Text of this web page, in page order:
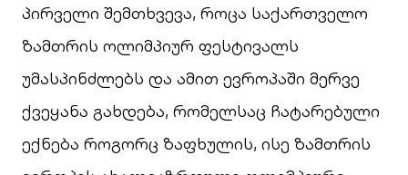
პირველი შემთხვევა, როცა საქართველო
ზამთრის ოლიმპიურ ფესტივალს
უმასპინძლებს და ამით ევროპაში მერვე
ქვეყანა გახდება, რომელსაც ჩატარებული
ექნება როგორც ზაფხულის, ისე ზამთრის